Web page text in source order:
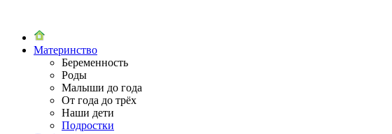
Материнство
Беременность
Роды
Малыши до года
От года до трёх
Наши дети
Подростки